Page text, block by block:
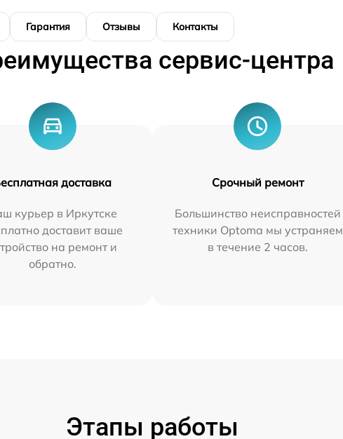
Гарантия Отзывы Контакты
сервис-центра
доставка
курьер в Иркутске
доставит ваше
на ремонт и
обратно.
Срочный ремонт
Большинство неисправностей
техники Optoma мы устраняем
в течение 2 часов.
Этапы работы